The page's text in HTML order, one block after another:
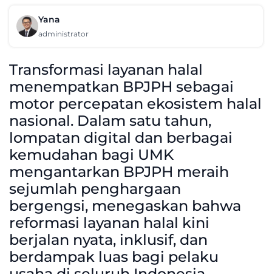
Yana
administrator
Transformasi layanan halal
menempatkan BPJPH sebagai
motor percepatan ekosistem halal
nasional. Dalam satu tahun,
lompatan digital dan berbagai
kemudahan bagi UMK
mengantarkan BPJPH meraih
sejumlah penghargaan
bergengsi, menegaskan bahwa
reformasi layanan halal kini
berjalan nyata, inklusif, dan
berdampak luas bagi pelaku